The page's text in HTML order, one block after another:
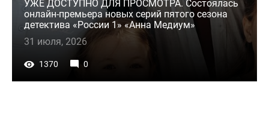
УЖЕ ДОСТУПНО ДЛЯ ПРОСМОТРА. Состоялась
онлайн-премьера новых серий пятого сезона
детектива «России 1» «Анна Медиум»
31 июля, 2026
1370 0